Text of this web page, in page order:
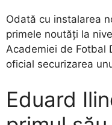
​Odată cu instalarea
primele noutăți la
Academiei de Fotbal
oficial securizarea
Eduard